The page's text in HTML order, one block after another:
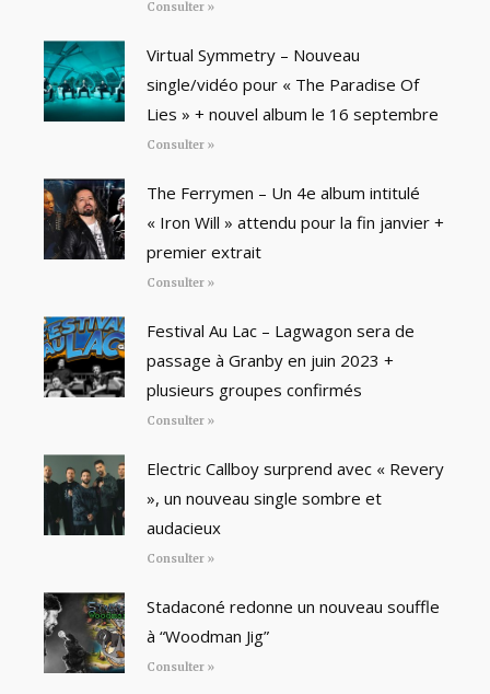
Consulter »
Virtual Symmetry – Nouveau
single/vidéo pour « The Paradise Of
Lies » + nouvel album le 16 septembre
Consulter »
The Ferrymen – Un 4e album intitulé
« Iron Will » attendu pour la fin janvier +
premier extrait
Consulter »
Festival Au Lac – Lagwagon sera de
passage à Granby en juin 2023 +
plusieurs groupes confirmés
Consulter »
Electric Callboy surprend avec « Revery
», un nouveau single sombre et
audacieux
Consulter »
Stadaconé redonne un nouveau souffle
à “Woodman Jig”
Consulter »